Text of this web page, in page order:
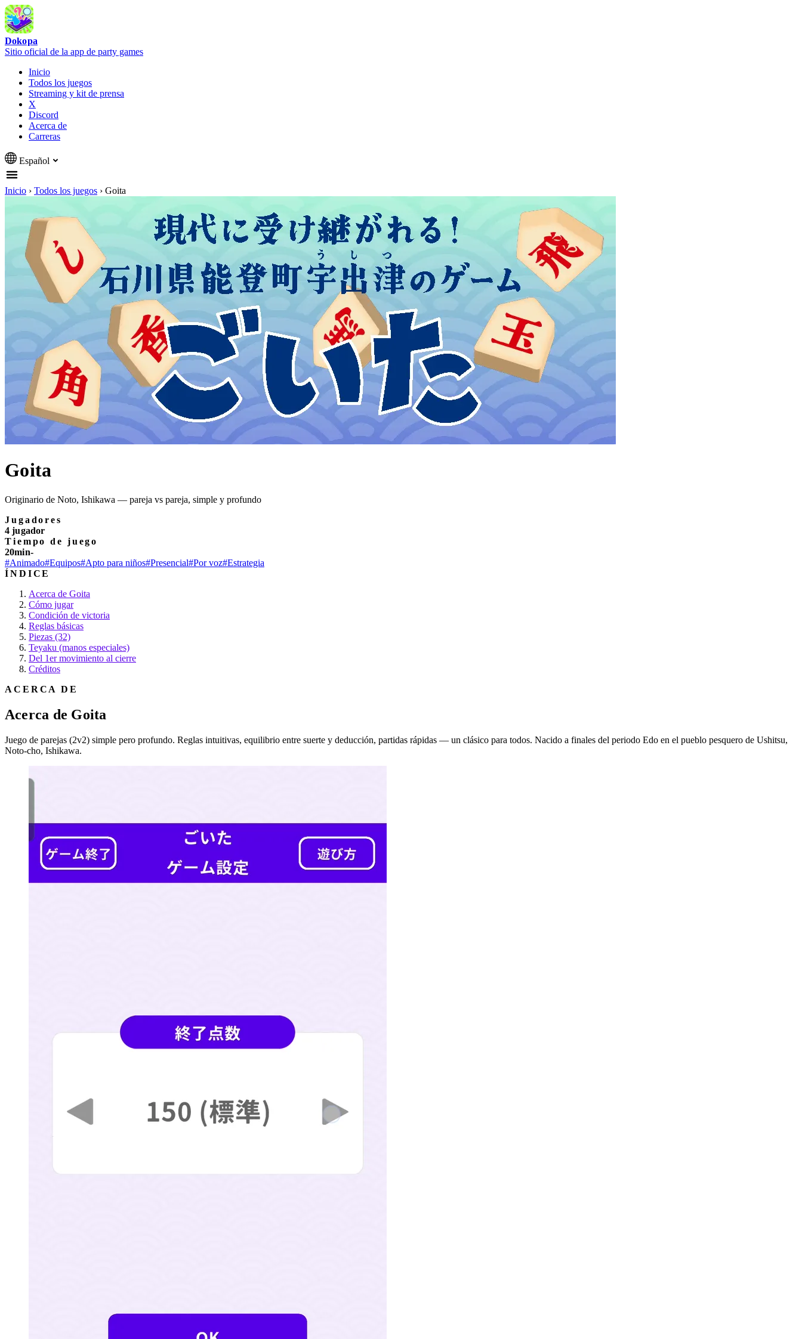
Dokopa
Sitio oficial de la app de party games
Inicio
Todos los juegos
Streaming y kit de prensa
X
Discord
Acerca de
Carreras
Español
Inicio › Todos los juegos › Goita
Goita
Originario de Noto, Ishikawa — pareja vs pareja, simple y profundo
Jugadores
4 jugador
Tiempo de juego
20min-
#Animado#Equipos#Apto para niños#Presencial#Por voz#Estrategia
ÍNDICE
Acerca de Goita
Cómo jugar
Condición de victoria
Reglas básicas
Piezas (32)
Teyaku (manos especiales)
Del 1er movimiento al cierre
Créditos
ACERCA DE
Acerca de Goita
Juego de parejas (2v2) simple pero profundo. Reglas intuitivas, equilibrio entre suerte y deducción, partidas rápidas — un clásico para todos. Nacido a finales del periodo Edo en el pueblo pesquero de Ushitsu,
Noto-cho, Ishikawa.